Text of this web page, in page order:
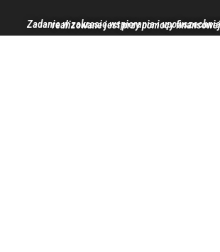
Zadanie w zakresie wspierania i upowszechniania kultury fizycznej realizowane jest przy